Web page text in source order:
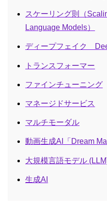
スケーリング則（
Language Models）
ディープフェイク
トランスフォーマー
ファインチューニング
マネージドサービス
マルチモーダル
動画生成AI「Dream
大規模言語モデル
生成AI